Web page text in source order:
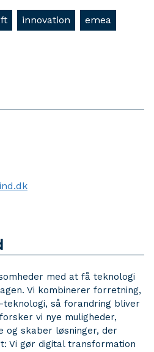
innovation emea
med at få teknologi
Vi kombinerer forretning,
teknologi, så forandring bliver
vi nye muligheder,
og skaber løsninger, der
Vi gør digital transformation